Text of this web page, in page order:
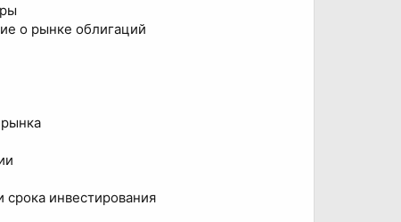
о рынке облигаций
инвестирования